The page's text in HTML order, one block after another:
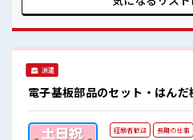
過ぎなければ髪色・髪型
派遣
電子基板部品のセット・はん
経験者歓迎 長期の仕事